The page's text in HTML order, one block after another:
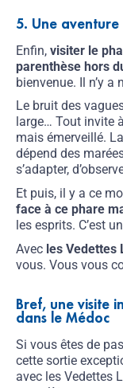
5. Une
Enfin, visiter le
parenthèse hors
bienvenue. Il n’y a
Le bruit des
large… Tout invite
mais émerveillé.
dépend des
s’adapter,
Et puis, il y a ce
face à ce phare
les esprits. C’est
Avec les Vedettes
vous. Vous vous
Bref, une visite
dans le Médoc
Si vous êtes de
cette sortie
avec les Vedettes